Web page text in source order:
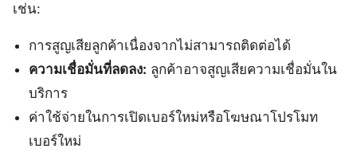
เช่น:
การสูญเสียลูกค้าเนื่องจากไม่สามารถติดต่อได้
ความเชื่อมั่นที่ลดลง: ลูกค้าอาจสูญเสียความเชื่อมั่นใน
บริการ
ค่าใช้จ่ายในการเปิดเบอร์ใหม่หรือโฆษณาโปรโมท
เบอร์ใหม่